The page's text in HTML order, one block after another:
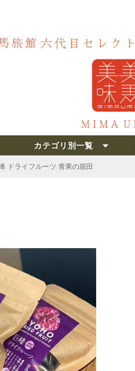
カテゴリ別一覧
ドライフルーツ 青果の堀田